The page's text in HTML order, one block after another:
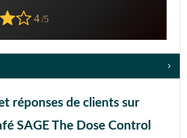
4/5
réponses de clients sur
SAGE The Dose Control